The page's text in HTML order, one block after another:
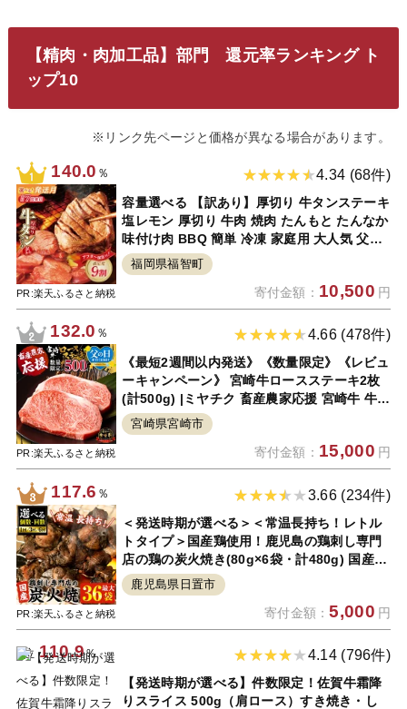
【精肉・肉加工品】部門 還元率ランキング ト
ップ10
※リンク先ページと価格が異なる場合があります。
140.0 ％
PR:楽天ふるさと納税
4.34 (68件)
容量選べる 【訳あり】厚切り 牛タンステーキ
塩レモン 厚切り 牛肉 焼肉 たんもと たんなか
味付け肉 BBQ 簡単 冷凍 家庭用 大人気 父の
日 福智 手軽 送料無料 P61-41 P61-42
福岡県福智町
寄付金額： 10,500 円
132.0 ％
PR:楽天ふるさと納税
4.66 (478件)
《最短2週間以内発送》《数量限定》《レビュ
ーキャンペーン》 宮崎牛ロースステーキ2枚
(計500g) |ミヤチク 畜産農家応援 宮崎牛 牛肉
国産牛 ブランド牛 和牛 ロース ステーキ 冷凍
小分け 贈答用 贈答 贈り物 焼肉 BBQ グルメ
人気 記念日 誕生日 宮崎 |
宮崎県宮崎市
寄付金額： 15,000 円
117.6 ％
PR:楽天ふるさと納税
3.66 (234件)
＜発送時期が選べる＞＜常温長持ち！レトル
トタイプ＞国産鶏使用！鹿児島の鶏刺し専門
店の鶏の炭火焼き(80g×6袋・計480g) 国産
九州産 鶏肉 とり肉 お肉 炭火焼 レトルト 常
温 常温保存 おかず おつまみ メール便【末永
鹿児島県日置市
寄付金額：5,000 円
4位110.9％ 4.14 (796件)
【発送時期が選べる】件数限定！佐賀牛霜降
りスライス 500g（肩ロース）すき焼き・し